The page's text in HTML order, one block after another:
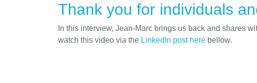
Thank you for individuals
In this interview, Jean-Marc brings us back and shares
watch this video via the LinkedIn post here bellow.